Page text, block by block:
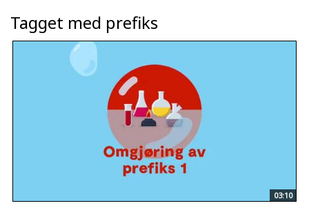
Tagget med prefiks
03:10